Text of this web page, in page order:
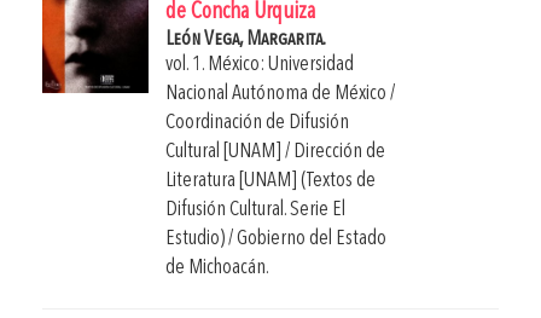
de Concha Urquiza
León Vega, Margarita.
vol. 1. México: Universidad
Nacional Autónoma de México /
Coordinación de Difusión
Cultural [UNAM] / Dirección de
Literatura [UNAM] (Textos de
Difusión Cultural. Serie El
Estudio) / Gobierno del Estado
de Michoacán.